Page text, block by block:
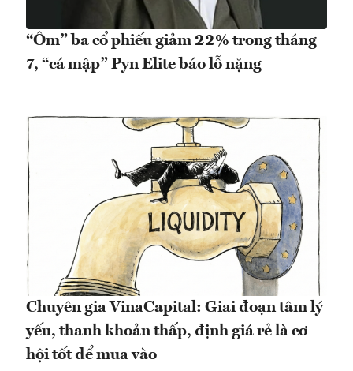
“Ôm” ba cổ phiếu giảm 22% trong tháng
7, “cá mập” Pyn Elite báo lỗ nặng
Chuyên gia VinaCapital: Giai đoạn tâm lý
yếu, thanh khoản thấp, định giá rẻ là cơ
hội tốt để mua vào